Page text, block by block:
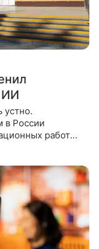
ИИ
устно.
в России
работ